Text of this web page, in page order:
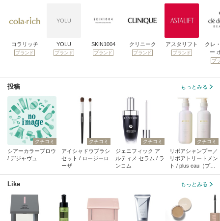
コラリッチ
ブランド
YOLU
YOLU
ブランド
SKIN1004
ブランド
クリニーク
ブランド
アスタリフト
ブランド
クレ
ー
ブ
投稿 もっとみる
クチコミ
シアーカラーブロウ
/ デジャヴュ
クチコミ
アイシャドウブラシ
セット / ロージーロ
ーザ
クチコミ
ジェニフィック ア
ルティメ セラム / ラ
ンコム
クチコミ
リポアシャンプー／
リポアトリートメン
ト / plus eau（プリ
Like もっとみる